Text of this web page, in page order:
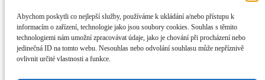
Abychom poskytli co nejlepší služby, používáme k ukládání a/nebo přístupu k
informacím o zařízení, technologie jako jsou soubory cookies. Souhlas s těmito
technologiemi nám umožní zpracovávat údaje, jako je chování při procházení nebo
jedinečná ID na tomto webu. Nesouhlas nebo odvolání souhlasu může nepříznivě
ovlivnit určité vlastnosti a funkce.
V tichu k srdci: Proč je duchovní ústraní nezbytnou
součástí naší...
admin - 19 července, 2026